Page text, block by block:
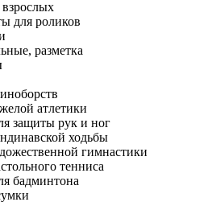
для роликов
разметка
атлетики
защиты рук и ног
ходьбы
гимнастики
тенниса
бадминтона